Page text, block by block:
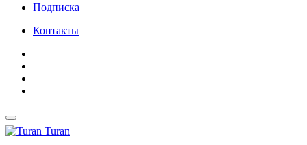
Подписка
Контакты
Turan